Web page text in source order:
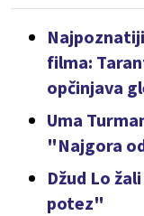
filma:
opčinjava
Uma
"Najgora
Džud Lo
potez"